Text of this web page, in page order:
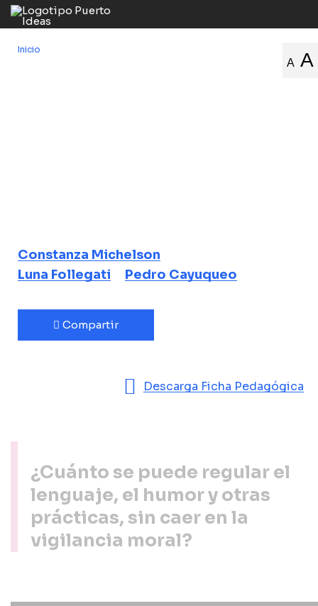
A A
Inicio
Corrección política: Contradicciones de las buenas intenciones
Constanza Michelson
Luna Follegati
Pedro Cayuqueo
Compartir
Descarga Ficha Pedagógica
¿Cuánto se puede regular el
lenguaje, el humor y otras
prácticas, sin caer en la
vigilancia moral?